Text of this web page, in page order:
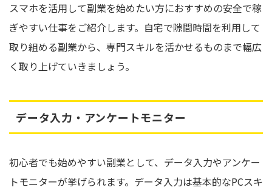
スマホを活用して副業を始めたい方におすすめの安全で稼
ぎやすい仕事をご紹介します。自宅で隙間時間を利用して
取り組める副業から、専門スキルを活かせるものまで幅広
く取り上げていきましょう。
データ入力・アンケートモニター
初心者でも始めやすい副業として、データ入力やアンケー
トモニターが挙げられます。データ入力は基本的なPCスキ